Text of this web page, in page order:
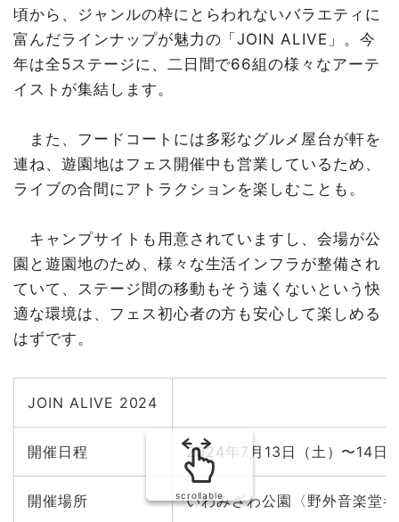
頃から、ジャンルの枠にとらわれないバラエティに
富んだラインナップが魅力の「JOIN ALIVE」。今
年は全5ステージに、二日間で66組の様々なアーテ
イストが集結します。
また、フードコートには多彩なグルメ屋台が軒を
連ね、遊園地はフェス開催中も営業しているため、
ライブの合間にアトラクションを楽しむことも。
キャンプサイトも用意されていますし、会場が公
園と遊園地のため、様々な生活インフラが整備され
ていて、ステージ間の移動もそう遠くないという快
適な環境は、フェス初心者の方も安心して楽しめる
はずです。
JOIN ALIVE 2024
開催日程 2024年7月13日（土）〜14日
開催場所 いわみざわ公園〈野外音楽堂
scrollable